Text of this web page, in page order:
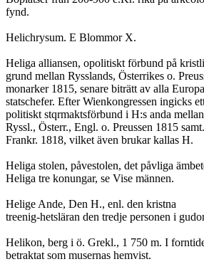
fynd.
Helichrysum. E Blommor X.
Heliga alliansen, opolitiskt förbund på
grund mellan Rysslands, Österrikes o.
monarker 1815, senare biträtt av alla
statschefer. Efter Wienkongressen ingicks
politiskt stqrmaktsförbund i H:s anda mellan
Ryssl., Österr., Engl. o. Preussen 1815 samt.
Frankr. 1818, vilket även brukar kallas H.
Heliga stolen, påvestolen, det påvliga
Heliga tre konungar, se Vise männen.
Helige Ande, Den H., enl. den kristna
treenig-hetsläran den tredje personen i
Helikon, berg i ö. Grekl., 1 750 m. I
betraktat som musernas hemvist.